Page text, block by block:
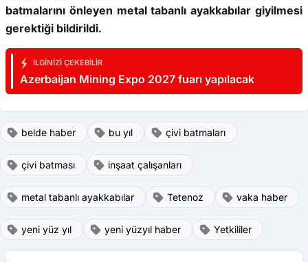
batmalarını önleyen metal tabanlı ayakkabılar giyilmesi
gerektiği bildirildi.
İLGINIZI ÇEKEBILIR
Azerbaijan Mining Expo 2027 fuarı yapılacak
belde haber bu yıl çivi batmaları
çivi batması inşaat çalışanları
metal tabanlı ayakkabılar Tetenoz vaka haber
yeni yüz yıl yeni yüzyıl haber Yetkililer